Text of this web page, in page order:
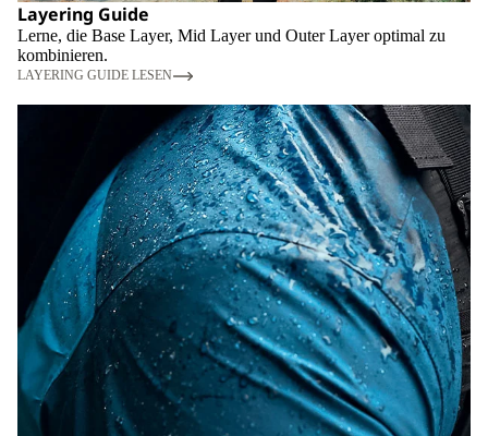
Layering Guide
Lerne, die Base Layer, Mid Layer und Outer Layer optimal zu
kombinieren.
LAYERING GUIDE LESEN